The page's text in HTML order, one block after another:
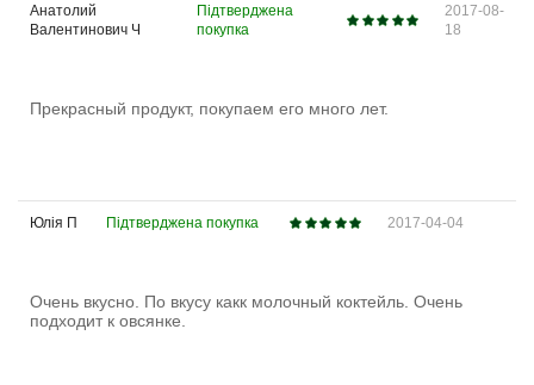
Анатолий
Валентинович Ч
Підтверджена
покупка
2017-08-
18
Прекрасный продукт, покупаем его много лет.
Юлія П Підтверджена покупка 2017-04-04
Очень вкусно. По вкусу какк молочный коктейль. Очень
подходит к овсянке.